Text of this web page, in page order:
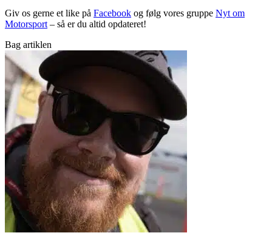
Giv os gerne et like på Facebook og følg vores gruppe Nyt om
Motorsport – så er du altid opdateret!
Bag artiklen